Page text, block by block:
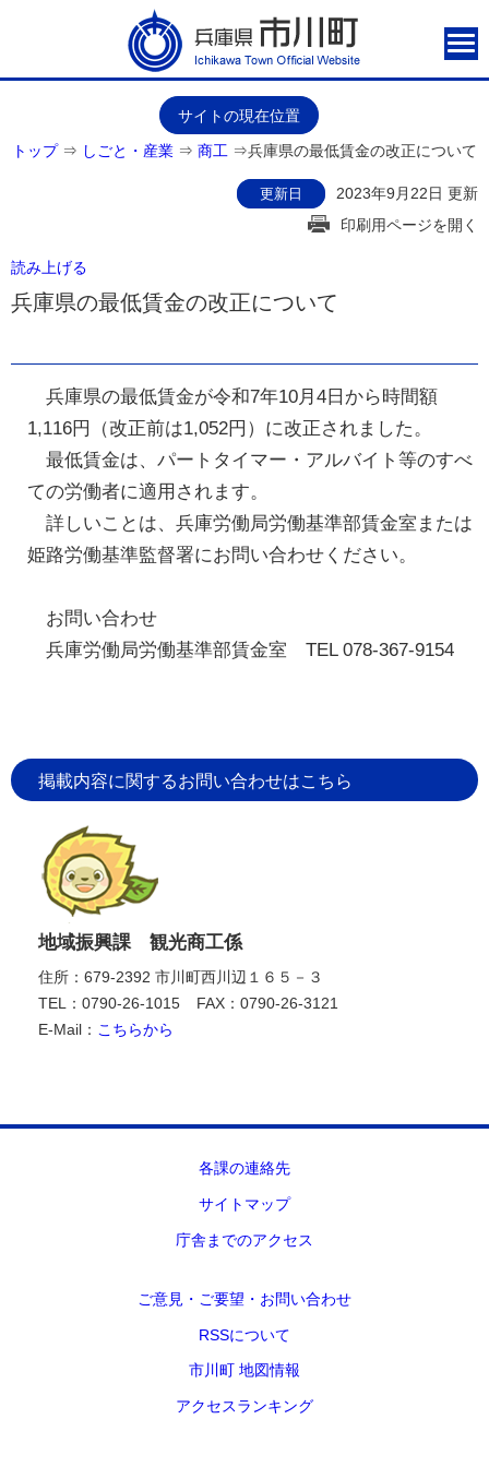
サイトの現在位置
トップ⇒ しごと・産業 ⇒ 商工 ⇒兵庫県の最低賃金の改正について
更新日
2023年9月22日 更新
印刷用ページを開く
読み上げる
兵庫県の最低賃金の改正について
兵庫県の最低賃金が令和7年10月4日から時間額
1,116円（改正前は1,052円）に改正されました。
最低賃金は、パートタイマー・アルバイト等のすべ
ての労働者に適用されます。
詳しいことは、兵庫労働局労働基準部賃金室または
姫路労働基準監督署にお問い合わせください。
お問い合わせ
兵庫労働局労働基準部賃金室 TEL 078-367-9154
掲載内容に関するお問い合わせはこちら
地域振興課 観光商工係
住所：679-2392 市川町西川辺１６５－３
TEL：0790-26-1015
FAX：0790-26-3121
E-Mail： こちらから
各課の連絡先
サイトマップ
庁舎までのアクセス
ご意見・ご要望・お問い合わせ
RSSについて
市川町 地図情報
アクセスランキング